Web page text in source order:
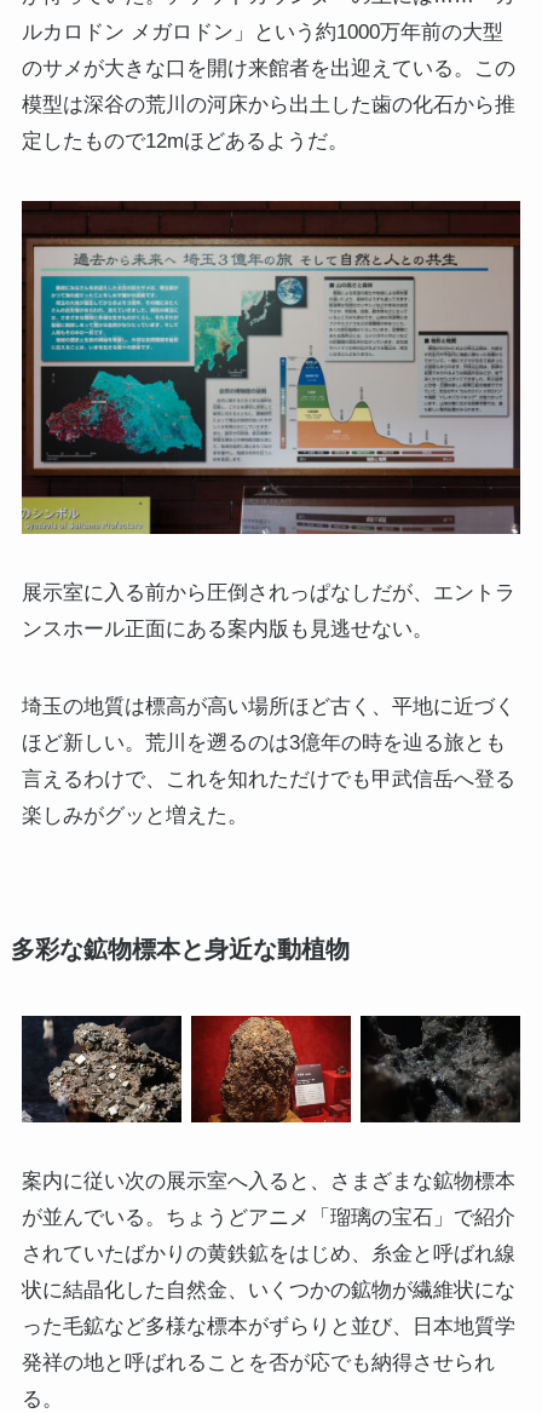
ルカロドン メガロドン」という約1000万年前の大型
のサメが大きな口を開け来館者を出迎えている。この
模型は深谷の荒川の河床から出土した歯の化石から推
定したもので12mほどあるようだ。
展示室に入る前から圧倒されっぱなしだが、エントラ
ンスホール正面にある案内版も見逃せない。
埼玉の地質は標高が高い場所ほど古く、平地に近づく
ほど新しい。荒川を遡るのは3億年の時を辿る旅とも
言えるわけで、これを知れただけでも甲武信岳へ登る
楽しみがグッと増えた。
多彩な鉱物標本と身近な動植物
案内に従い次の展示室へ入ると、さまざまな鉱物標本
が並んでいる。ちょうどアニメ「瑠璃の宝石」で紹介
されていたばかりの黄鉄鉱をはじめ、糸金と呼ばれ線
状に結晶化した自然金、いくつかの鉱物が繊維状にな
った毛鉱など多様な標本がずらりと並び、日本地質学
発祥の地と呼ばれることを否が応でも納得させられ
る。